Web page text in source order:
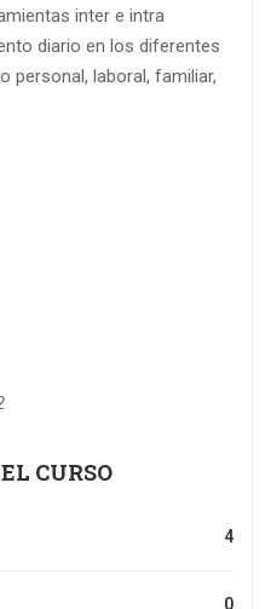
inter e intra
diario en los diferentes
personal, laboral, familiar,
CURSO
4
0